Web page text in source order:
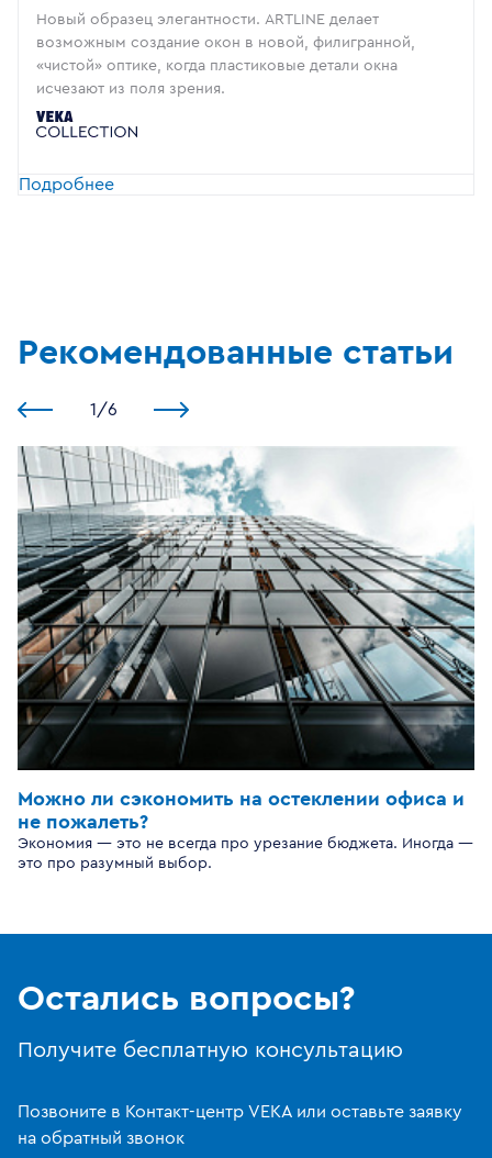
Новый образец элегантности. ARTLINE делает
возможным создание окон в новой, филигранной,
«чистой» оптике, когда пластиковые детали окна
исчезают из поля зрения.
Подробнее
Рекомендованные статьи
1 /6
Можно ли сэкономить на остеклении офиса и
не пожалеть?
Экономия — это не всегда про урезание бюджета. Иногда —
это про разумный выбор.
Остались вопросы?
Получите бесплатную консультацию
Позвоните в Контакт-центр VEKA или оставьте заявку
на обратный звонок